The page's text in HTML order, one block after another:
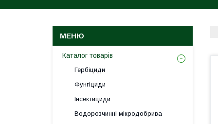
Каталог товарів
Гербіциди
Фунгіциди
Інсектициди
Водорозчинні мікродобрива